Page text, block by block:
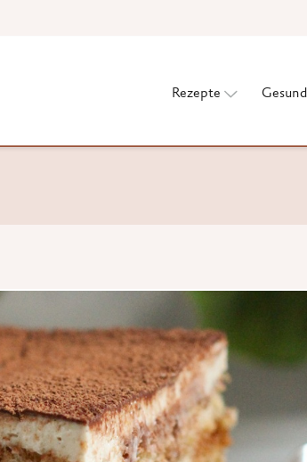
Rezepte